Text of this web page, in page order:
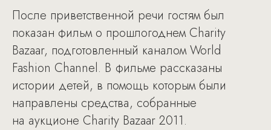
После приветственной речи гостям был
показан фильм о прошлогоднем Charity
Bazaar, подготовленный каналом World
Fashion Channel. В фильме рассказаны
истории детей, в помощь которым были
направлены средства, собранные
на аукционе Charity Bazaar 2011.